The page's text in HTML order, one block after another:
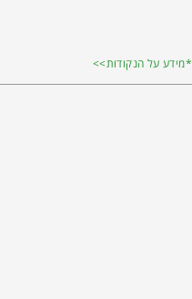
*מידע על הנקודות>>